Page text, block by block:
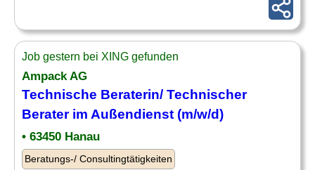
Job gestern bei XING gefunden
Ampack AG
Technische Beraterin/ Technischer
Beraterim Außendienst (m/w/d)
• 63450 Hanau
Beratungs-/ Consultingtätigkeiten